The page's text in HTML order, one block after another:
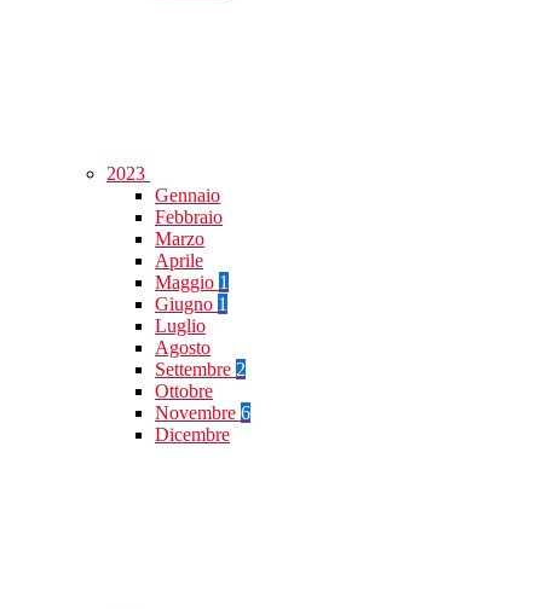
2023
Gennaio
Febbraio
Marzo
Aprile
Maggio 1
Giugno 1
Luglio
Agosto
Settembre 2
Ottobre
Novembre 6
Dicembre